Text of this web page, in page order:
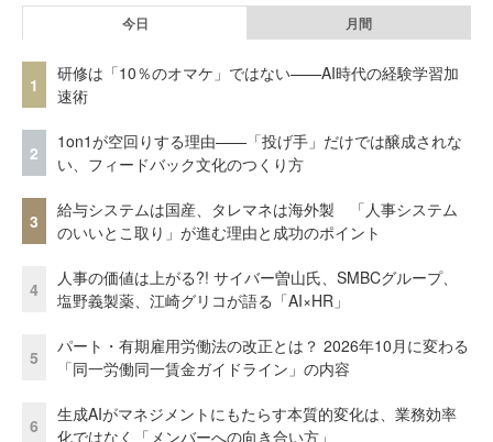
今日 月間
1
研修は「10％のオマケ」ではない——AI時代の経験学習加
速術
2
1on1が空回りする理由——「投げ手」だけでは醸成されな
い、フィードバック文化のつくり方
3
給与システムは国産、タレマネは海外製 「人事システム
のいいとこ取り」が進む理由と成功のポイント
4
人事の価値は上がる?! サイバー曽山氏、SMBCグループ、
塩野義製薬、江崎グリコが語る「AI×HR」
5
パート・有期雇用労働法の改正とは？ 2026年10月に変わる
「同一労働同一賃金ガイドライン」の内容
6
生成AIがマネジメントにもたらす本質的変化は、業務効率
化ではなく「メンバーへの向き合い方」